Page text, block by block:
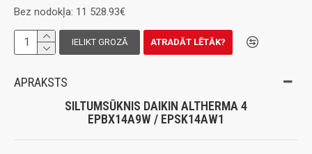
Bez nodokļa: 11 528.93€
IELIKT GROZĀ ATRADĀT LĒTĀK?
APRAKSTS
SILTUMSŪKNIS DAIKIN ALTHERMA 4
EPBX14A9W / EPSK14AW1